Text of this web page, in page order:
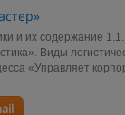
и их содержание
Виды
«Управляет